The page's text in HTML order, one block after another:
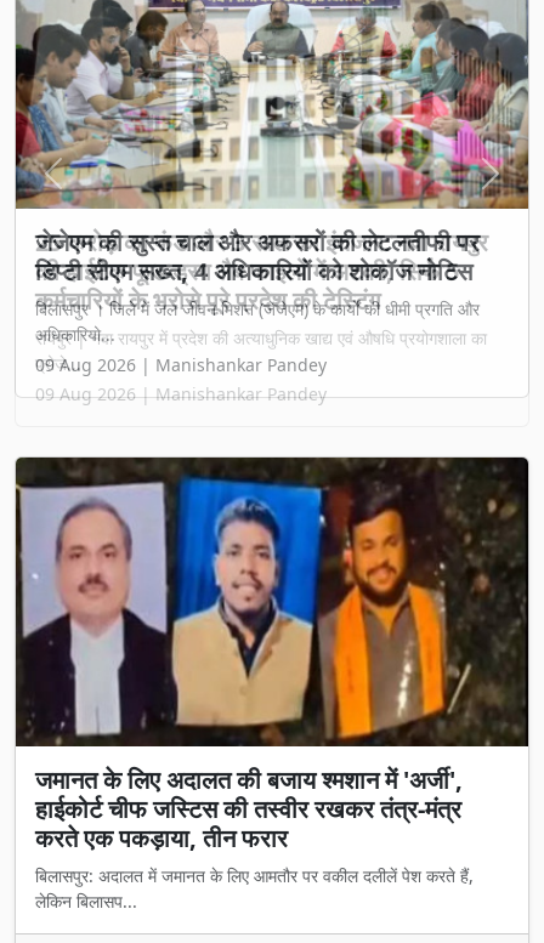
25 करोड़ का फंड और 3 साल का इंतजार: नवा रायपुर
की हाईटेक फूड-ड्रग लैब फाइलों में अटकी, सिर्फ 5
कर्मचारियों के भरोसे पूरे प्रदेश की टेस्टिंग
रायपुर | नवा रायपुर में प्रदेश की अत्याधुनिक खाद्य एवं औषधि प्रयोगशाला का
प्रोजे...
09 Aug 2026 | Manishankar Pandey
Previous Next
जमानत के लिए अदालत की बजाय श्मशान में 'अर्जी',
हाईकोर्ट चीफ जस्टिस की तस्वीर रखकर तंत्र-मंत्र
करते एक पकड़ाया, तीन फरार
बिलासपुर: अदालत में जमानत के लिए आमतौर पर वकील दलीलें पेश करते हैं,
लेकिन बिलासप...